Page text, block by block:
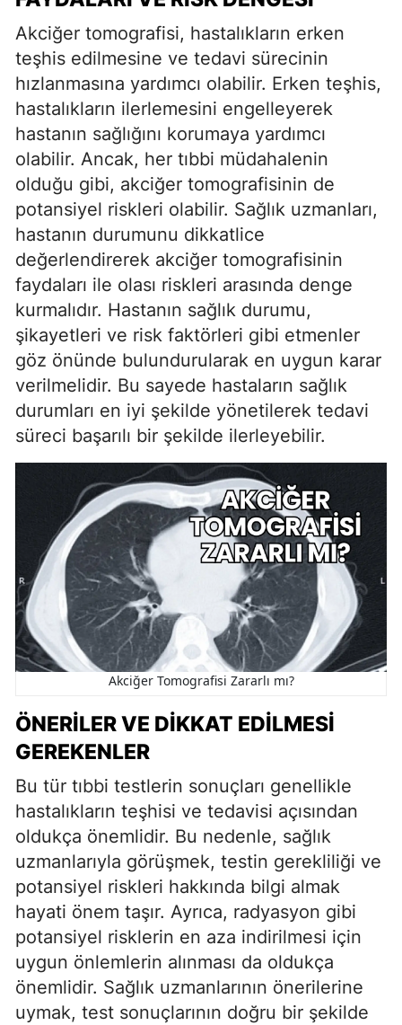
Akciğer tomografisi, hastalıkların erken
teşhis edilmesine ve tedavi sürecinin
hızlanmasına yardımcı olabilir. Erken teşhis,
hastalıkların ilerlemesini engelleyerek
hastanın sağlığını korumaya yardımcı
olabilir. Ancak, her tıbbi müdahalenin
olduğu gibi, akciğer tomografisinin de
potansiyel riskleri olabilir. Sağlık uzmanları,
hastanın durumunu dikkatlice
değerlendirerek akciğer tomografisinin
faydaları ile olası riskleri arasında denge
kurmalıdır. Hastanın sağlık durumu,
şikayetleri ve risk faktörleri gibi etmenler
göz önünde bulundurularak en uygun karar
verilmelidir. Bu sayede hastaların sağlık
durumları en iyi şekilde yönetilerek tedavi
süreci başarılı bir şekilde ilerleyebilir.
Akciğer Tomografisi Zararlı mı?
ÖNERILER VE DIKKAT EDILMESI
GEREKENLER
Bu tür tıbbi testlerin sonuçları genellikle
hastalıkların teşhisi ve tedavisi açısından
oldukça önemlidir. Bu nedenle, sağlık
uzmanlarıyla görüşmek, testin gerekliliği ve
potansiyel riskleri hakkında bilgi almak
hayati önem taşır. Ayrıca, radyasyon gibi
potansiyel risklerin en aza indirilmesi için
uygun önlemlerin alınması da oldukça
önemlidir. Sağlık uzmanlarının önerilerine
uymak, test sonuçlarının doğru bir şekilde